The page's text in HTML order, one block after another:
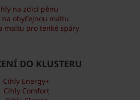
na zdicí pěnu
na obyčejnou maltu
maltu pro tenké spáry
DO KLUSTERU
Cihly Energy+
Cihly Comfort